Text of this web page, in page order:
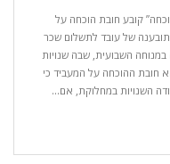
הוכחה” קובע חובת הוכחה על
של עובד לתשלום שכר
השבועית, שבה שנויות
חובת ההוכחה על המעביד כי
השנויות במחלוקת, אם...